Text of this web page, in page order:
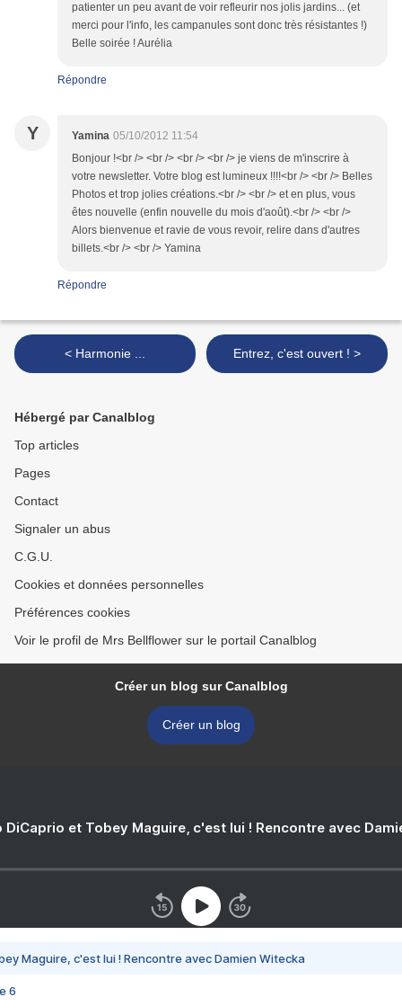
patienter un peu avant de voir refleurir nos jolis jardins... (et
merci pour l'info, les campanules sont donc très résistantes !)
Belle soirée ! Aurélia
Répondre
Y Yamina 05/10/2012 11:54
Bonjour !<br /> <br /> <br /> <br /> je viens de m'inscrire à
votre newsletter. Votre blog est lumineux !!!!<br /> <br /> Belles
Photos et trop jolies créations.<br /> <br /> et en plus, vous
êtes nouvelle (enfin nouvelle du mois d'août).<br /> <br />
Alors bienvenue et ravie de vous revoir, relire dans d'autres
billets.<br /> <br /> Yamina
Répondre
< Harmonie ... Entrez, c'est ouvert ! >
Hébergé par Canalblog
Top articles
Pages
Contact
Signaler un abus
C.G.U.
Cookies et données personnelles
Préférences cookies
Voir le profil de Mrs Bellflower sur le portail Canalblog
Créer un blog sur Canalblog
Créer un blog
DiCaprio et Tobey Maguire, c'est lui ! Rencontre avec
Maguire, c'est lui ! Rencontre avec Damien Witecka
6